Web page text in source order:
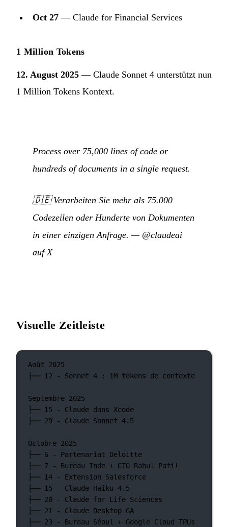
Oct 27 — Claude for Financial Services
1 Million Tokens
12. August 2025 — Claude Sonnet 4 unterstützt nun
1 Million Tokens Kontext.
Process over 75,000 lines of code or
hundreds of documents in a single request.
🇩🇪Verarbeiten Sie mehr als 75.000
Codezeilen oder Hunderte von Dokumenten
in einer einzigen Anfrage. — @claudeai
auf X
Visuelle Zeitleiste
Août 2025
├── 12 - Sonnet 4 : 1M tokens de contexte
Septembre 2025
├── 15 - Claude dans Xcode
├── 29 - Claude Sonnet 4.5
Octobre 2025
├── 6 - Partenariat Deloitte
├── 7 - Bureau Inde + CTO Rahul Patil
├── 14 - Extension Salesforce
├── 15 - Claude Haiku 4.5
├── 20 - Claude for Life Sciences
├── 21 - Claude Desktop GA
├── 23 - Bureau Séoul + Google Cloud TPUs